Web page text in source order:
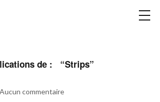
de : “Strips”
Aucun commentaire